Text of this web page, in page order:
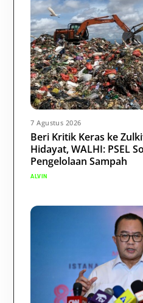
7 Agustus 2026
Beri Kritik Keras ke
Hidayat, WALHI: PSEL
Pengelolaan Sampah
ALVIN